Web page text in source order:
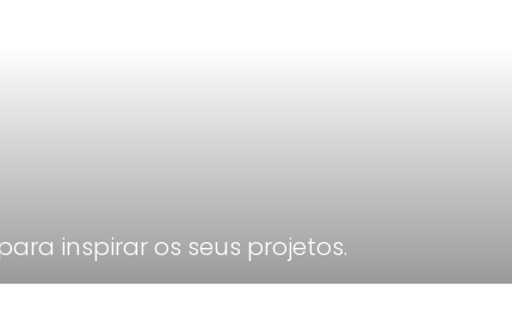
inspirar os seus projetos.